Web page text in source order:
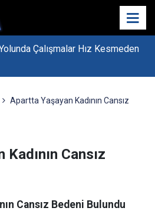
Çalışmalar Hız Kesmeden
Apartta Yaşayan Kadının Cansız
Cansız
Cansız Bedeni Bulundu